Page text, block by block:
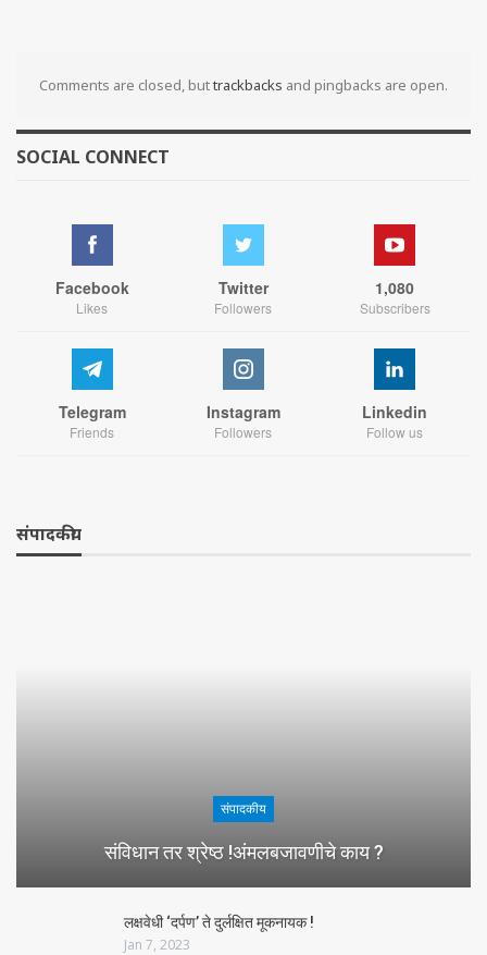
Comments are closed, buttrackbacks and pingbacks are open.
SOCIAL CONNECT
Facebook
Likes
Twitter
Followers
1,080
Subscribers
Telegram
Friends
Instagram
Followers
Linkedin
Follow us
संपादकीय
संपादकीय
संविधान तर श्रेष्ठ !अंमलबजावणीचे काय ?
लक्षवेधी ‘दर्पण’ ते दुर्लक्षित मूकनायक !
Jan 7, 2023